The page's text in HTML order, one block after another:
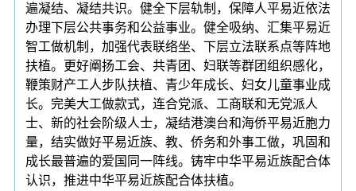
遍凝结、凝结共识。健全下层轨制，保障人平易近依法
办理下层公共事务和公益事业。健全吸纳、汇集平易近
智工做机制，加强代表联络坐、下层立法联系点等阵地
扶植。更好阐扬工会、共青团、妇联等群团组织感化，
鞭策财产工人步队扶植、青少年成长、妇女儿童事业成
长。完美大工做款式，连合党派、工商联和无党派人
士、新的社会阶级人士，凝结港澳台和海侨平易近胞力
量，结实做好平易近族、教、侨务和外事工做，巩固和
成长最普遍的爱国同一阵线。铸牢中华平易近族配合体
认识，推进中华平易近族配合体扶植。